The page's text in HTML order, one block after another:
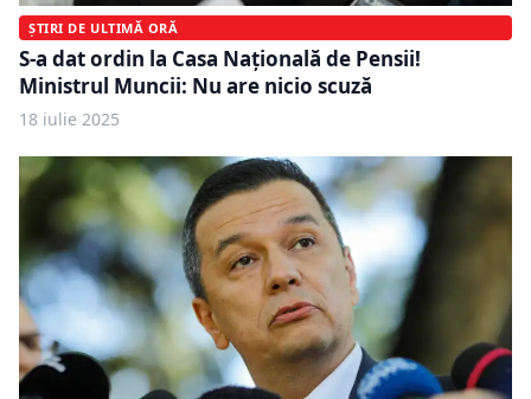
ȘTIRI DE ULTIMĂ ORĂ
S-a dat ordin la Casa Națională de Pensii!
Ministrul Muncii: Nu are nicio scuză
18 iulie 2025